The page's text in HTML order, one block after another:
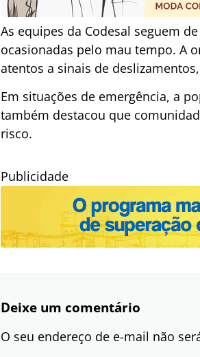
As equipes da Codesal seguem
ocasionadas pelo mau tempo. A
atentos a sinais de
Em situações de emergência, a
também destacou que
risco.
Publicidade
Deixe um comentário
O seu endereço de e-mail não